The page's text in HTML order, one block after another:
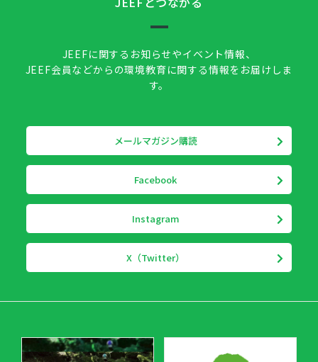
JEEFに関するお知らせやイベント情報、
JEEF会員などからの環境教育に関する情報をお届けしま
す。
メールマガジン購読
Facebook
Instagram
X（Twitter）